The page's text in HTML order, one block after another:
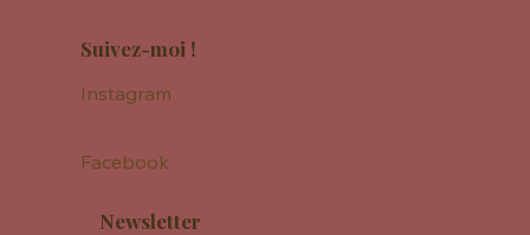
Suivez-moi !
Instagram
Facebook
Newsletter